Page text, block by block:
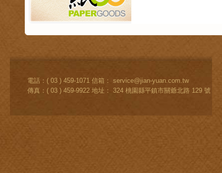
電話：( 03 ) 459-1071 信箱： service@jian-yuan.com.tw
傳真：( 03 ) 459-9922 地址： 324 桃園縣平鎮市關爺北路 129 號